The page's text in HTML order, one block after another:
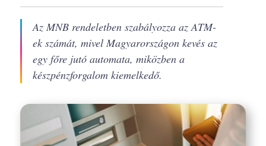
Az MNB rendeletben szabályozza az ATM-
ek számát, mivel Magyarországon kevés az
egy főre jutó automata, miközben a
készpénzforgalom kiemelkedő.